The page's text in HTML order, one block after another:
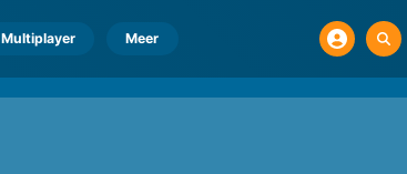
Multiplayer Meer